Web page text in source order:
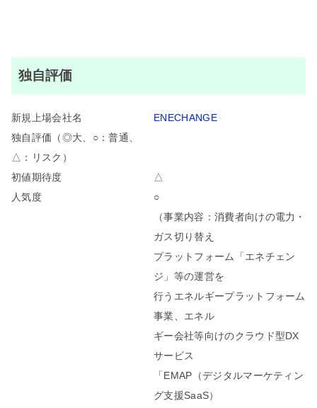
独自評価
新規上場会社名
ENECHANGE
独自評価（◎大、○：普通、
△：リスク）
初値期待度
△
人気度
○
（事業内容：消費者向けの電力・
ガス切り替え
プラットフォーム「エネチェン
ジ」等の運営を
行うエネルギープラットフォーム
事業、エネル
ギー会社等向けのクラウド型DX
サービス
「EMAP（デジタルマーケティン
グ支援SaaS）